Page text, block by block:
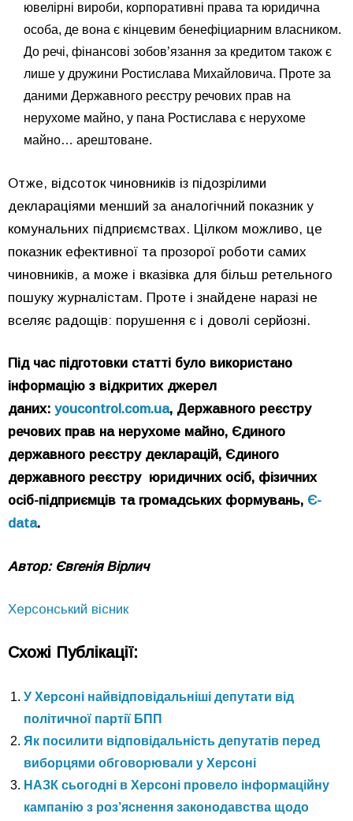
ювелірні вироби, корпоративні права та юридична
особа, де вона є кінцевим бенефіциарним власником.
До речі, фінансові зобов’язання за кредитом також є
лише у дружини Ростислава Михайловича. Проте за
даними Державного реєстру речових прав на
нерухоме майно, у пана Ростислава є нерухоме
майно… арештоване.
Отже, відсоток чиновників із підозрілими
деклараціями менший за аналогічний показник у
комунальних підприємствах. Цілком можливо, це
показник ефективної та прозорої роботи самих
чиновників, а може і вказівка для більш ретельного
пошуку журналістам. Проте і знайдене наразі не
вселяє радощів: порушення є і доволі серйозні.
Під час підготовки статті було використано
інформацію з відкритих джерел
даних: youcontrol.com.ua, Державного реєстру
речових прав на нерухоме майно, Єдиного
державного реєстру декларацій, Єдиного
державного реєстру юридичних осіб, фізичних
осіб-підприємців та громадських формувань, Є-
data.
Автор: Євгенія Вірлич
Херсонський вісник
Схожі Публікації:
У Херсоні найвідповідальніші депутати від
політичної партії БПП
Як посилити відповідальність депутатів перед
виборцями обговорювали у Херсоні
НАЗК сьогодні в Херсоні провело інформаційну
кампанію з роз’яснення законодавства щодо